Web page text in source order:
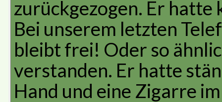
zurückgezogen. Er hatte
Bei unserem letzten
bleibt frei! Oder so
verstanden. Er hatte
Hand und eine Zigarre